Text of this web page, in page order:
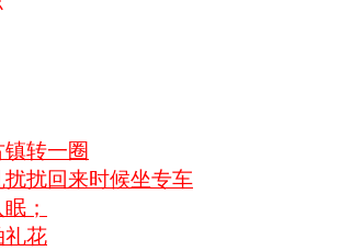
转一圈
扰回来时候坐专车
；
礼花